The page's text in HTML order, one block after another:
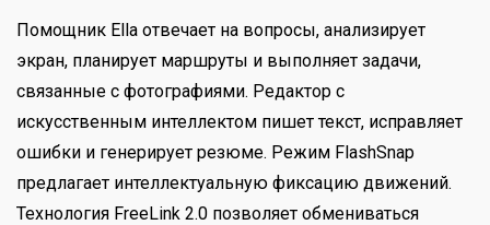
Помощник Ella отвечает на вопросы, анализирует
экран, планирует маршруты и выполняет задачи,
связанные с фотографиями. Редактор с
искусственным интеллектом пишет текст, исправляет
ошибки и генерирует резюме. Режим FlashSnap
предлагает интеллектуальную фиксацию движений.
Технология FreeLink 2.0 позволяет обмениваться